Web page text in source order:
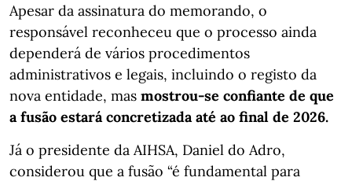
Apesar da assinatura do memorando, o
responsável reconheceu que o processo ainda
dependerá de vários procedimentos
administrativos e legais, incluindo o registo da
nova entidade, mas mostrou-se confiante de que
a fusão estará concretizada até ao final de 2026.
Já o presidente da AIHSA, Daniel do Adro,
considerou que a fusão “é fundamental para